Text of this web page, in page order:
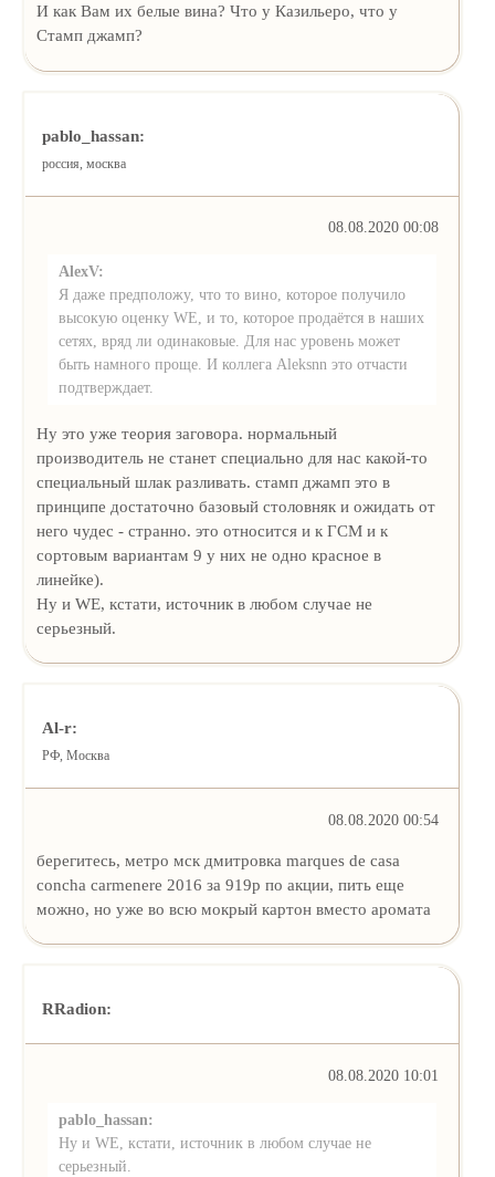
И как Вам их белые вина? Что у Казильеро, что у
Стамп джамп?
pablo_hassan:
россия, москва
08.08.2020 00:08
AlexV:
Я даже предположу, что то вино, которое получило
высокую оценку WE, и то, которое продаётся в наших
сетях, вряд ли одинаковые. Для нас уровень может
быть намного проще. И коллега Aleksnn это отчасти
подтверждает.
Ну это уже теория заговора. нормальный
производитель не станет специально для нас какой-то
специальный шлак разливать. стамп джамп это в
принципе достаточно базовый столовняк и ожидать от
него чудес - странно. это относится и к ГСМ и к
сортовым вариантам 9 у них не одно красное в
линейке).
Ну и WE, кстати, источник в любом случае не
серьезный.
Al-r:
РФ, Москва
08.08.2020 00:54
берегитесь, метро мск дмитровка marques de casa
concha carmenere 2016 за 919р по акции, пить еще
можно, но уже во всю мокрый картон вместо аромата
RRadion:
08.08.2020 10:01
pablo_hassan:
Ну и WE, кстати, источник в любом случае не
серьезный.